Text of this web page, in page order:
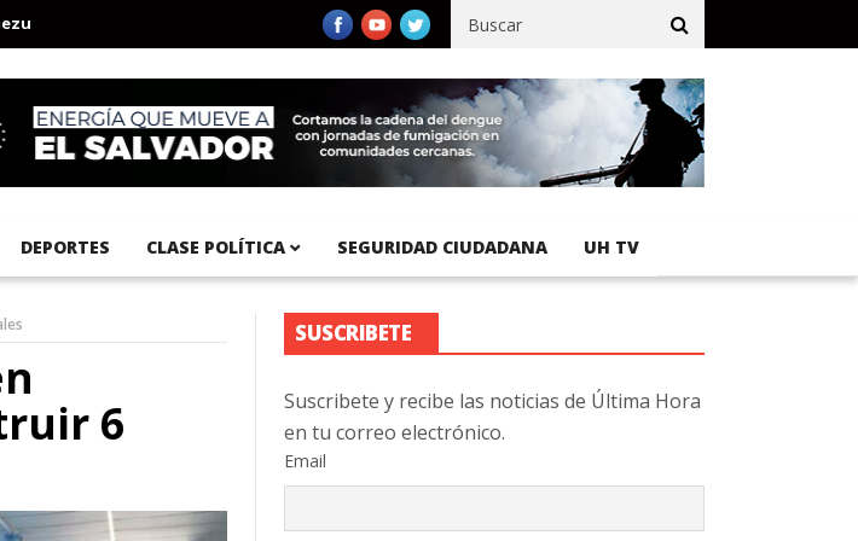
Aeropuerto Internacional del Pacífico registra 92 % de avance en obras de terracería
DEPORTES CLASE POLÍTICA SEGURIDAD CIUDADANA UH TV
6
SUSCRIBETE
Suscribete y recibe las noticias de Última Hora
en tu correo electrónico.
Email